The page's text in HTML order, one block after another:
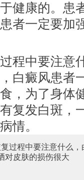
健康的。患
者一定要加
中要注意
白癜风患者
，为了身体
复发白斑，
情。
过程中要注意什么
对皮肤的损伤很大